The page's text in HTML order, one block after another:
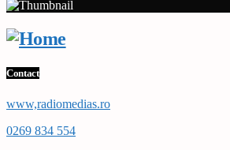
Contact
www,radiomedias.ro
0269 834 554